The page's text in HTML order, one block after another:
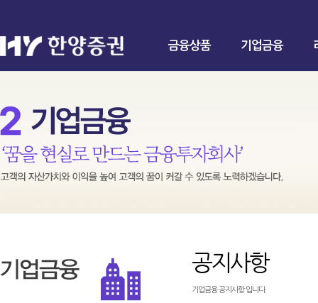
금융상품 기업금융
공지사항
기업금융 공지사항 입니다.